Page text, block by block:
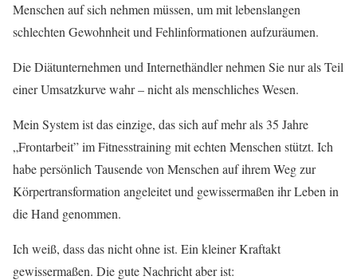
Menschen auf sich nehmen müssen, um mit lebenslangen
schlechten Gewohnheit und Fehlinformationen aufzuräumen.
Die Diätunternehmen und Internethändler nehmen Sie nur als Teil
einer Umsatzkurve wahr – nicht als menschliches Wesen.
Mein System ist das einzige, das sich auf mehr als 35 Jahre
„Frontarbeit” im Fitnesstraining mit echten Menschen stützt. Ich
habe persönlich Tausende von Menschen auf ihrem Weg zur
Körpertransformation angeleitet und gewissermaßen ihr Leben in
die Hand genommen.
Ich weiß, dass das nicht ohne ist. Ein kleiner Kraftakt
gewissermaßen. Die gute Nachricht aber ist: